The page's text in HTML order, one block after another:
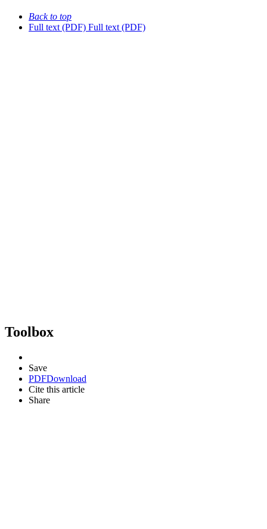
Back to top
Full text (PDF) Full text (PDF)
Toolbox
Save
PDFDownload
Cite this article
Share